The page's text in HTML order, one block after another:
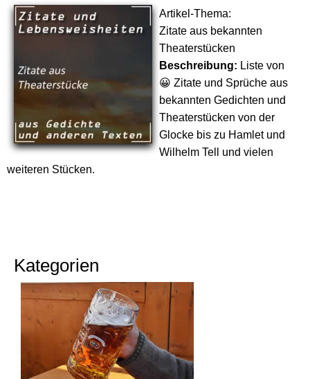
Artikel-Thema:
Zitate aus bekannten
Theaterstücken
Beschreibung: Liste von
😀 Zitate und Sprüche aus
bekannten Gedichten und
Theaterstücken von der
Glocke bis zu Hamlet und
Wilhelm Tell und vielen
weiteren Stücken.
Kategorien